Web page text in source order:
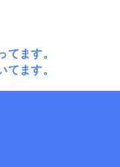
ます。
ます。